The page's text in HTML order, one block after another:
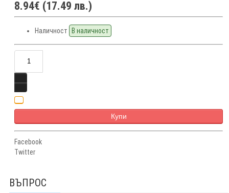
8.94€ (17.49 лв.)
Наличност В наличност
Купи
Facebook
Twitter
ВЪПРОС